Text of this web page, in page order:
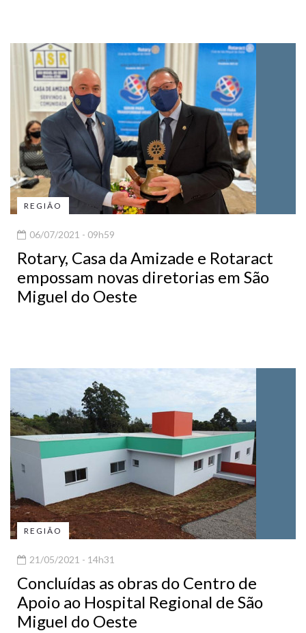
REGIÃO
06/07/2021 - 09h59
Rotary, Casa da Amizade e Rotaract
empossam novas diretorias em São
Miguel do Oeste
REGIÃO
21/05/2021 - 14h31
Concluídas as obras do Centro de
Apoio ao Hospital Regional de São
Miguel do Oeste